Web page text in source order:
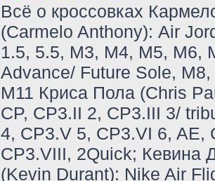
Всё о кроссовках
(Carmelo Anthony): Air
1.5, 5.5, M3, M4, M5, M6,
Advance/ Future Sole,
M11 Криса Пола (Chris
CP, CP3.II 2, CP3.III 3/
4, CP3.V 5, CP3.VI 6, AE,
CP3.VIII, 2Quick; Кевина
(Kevin Durant): Nike Air